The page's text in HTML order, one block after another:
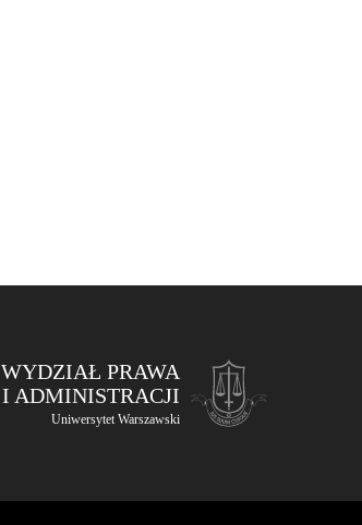
WYDZIAŁ PRAWA
I ADMINISTRACJI
Uniwersytet Warszawski